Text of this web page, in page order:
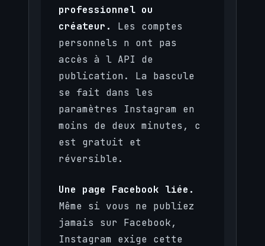
professionnel ou
créateur.
Les comptes
personnels n ont pas
accès à l API de
publication. La bascule
se fait dans les
paramètres Instagram en
moins de deux minutes, c
est gratuit et
réversible.
Une page Facebook liée.
Même si vous ne publiez
jamais sur Facebook,
Instagram exige cette